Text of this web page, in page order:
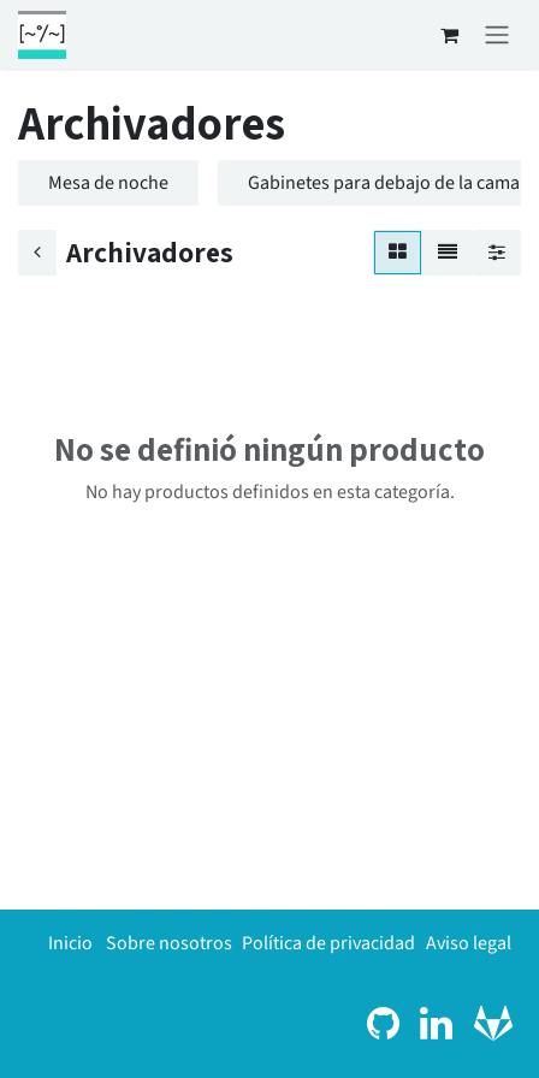
Ir al contenido
Archivadores
Mesa de noche Gabinetes para debajo de la cama
Archivadores
No se definió ningún producto
No hay productos definidos en esta categoría.
Inicio Sobre nosotros Política de privacidad Aviso legal